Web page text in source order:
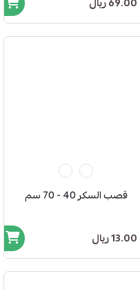
قصب السكر 40 - 70 سم
13.00 ريال